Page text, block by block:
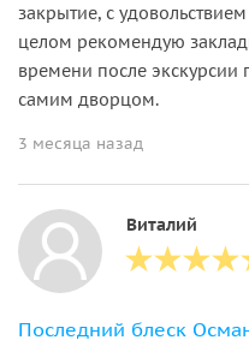
закрытие, с
целом рекомендую
времени после экскурсии
самим дворцом.
3 месяца назад
Виталий